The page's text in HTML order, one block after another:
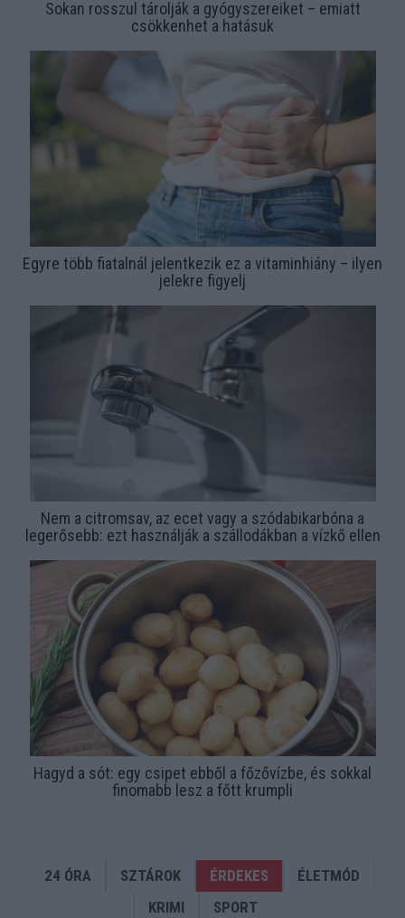
Sokan rosszul tárolják a gyógyszereiket – emiatt
csökkenhet a hatásuk
Egyre több fiatalnál jelentkezik ez a vitaminhiány – ilyen
jelekre figyelj
Nem a citromsav, az ecet vagy a szódabikarbóna a
legerősebb: ezt használják a szállodákban a vízkő ellen
Hagyd a sót: egy csipet ebből a főzővízbe, és sokkal
finomabb lesz a főtt krumpli
24 ÓRA SZTÁROK ÉRDEKES
ÉLETMÓD
KRIMI
SPORT